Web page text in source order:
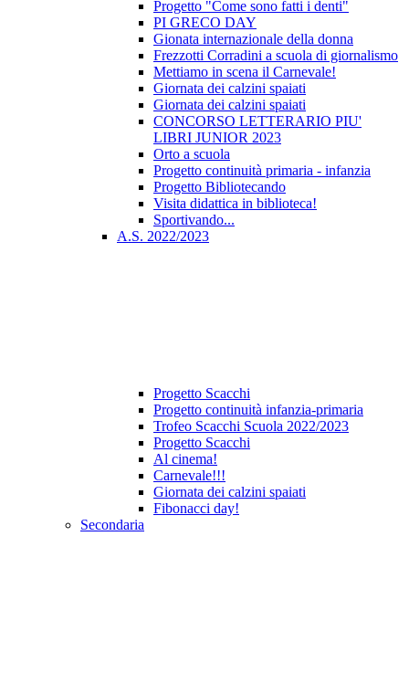
Progetto "Come sono fatti i denti"
PI GRECO DAY
Gionata internazionale della donna
Frezzotti Corradini a scuola di giornalismo
Mettiamo in scena il Carnevale!
Giornata dei calzini spaiati
Giornata dei calzini spaiati
CONCORSO LETTERARIO PIU'
LIBRI JUNIOR 2023
Orto a scuola
Progetto continuità primaria - infanzia
Progetto Bibliotecando
Visita didattica in biblioteca!
Sportivando...
A.S. 2022/2023
Progetto Scacchi
Progetto continuità infanzia-primaria
Trofeo Scacchi Scuola 2022/2023
Progetto Scacchi
Al cinema!
Carnevale!!!
Giornata dei calzini spaiati
Fibonacci day!
Secondaria